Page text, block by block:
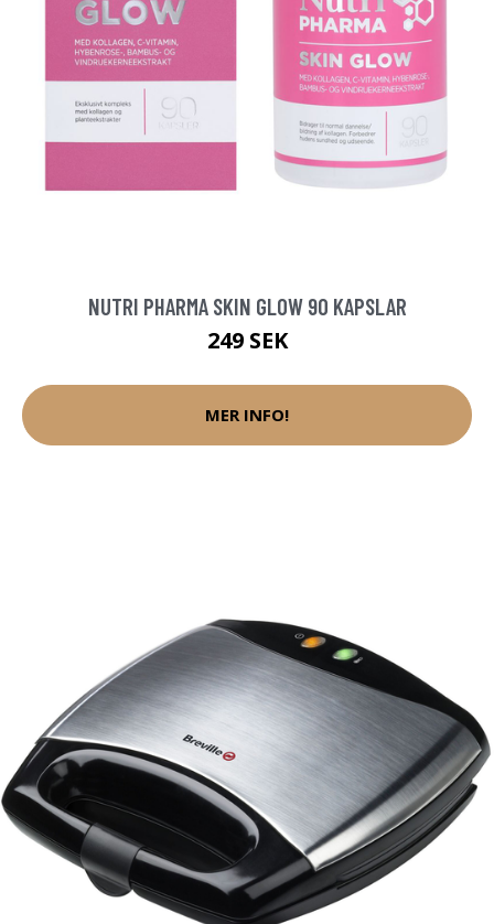
NUTRI PHARMA SKIN GLOW 90 KAPSLAR
249 SEK
MER INFO!